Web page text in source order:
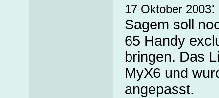
17 Oktober 2003:
Sagem soll
65 Handy
bringen. Das
MyX6 und
angepasst.